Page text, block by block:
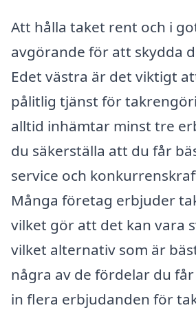
Att hålla taket rent och i
avgörande för att skydda
Edet västra är det viktigt
pålitlig tjänst för
alltid inhämtar minst tre
du säkerställa att du får
service och
Många företag erbjuder
vilket gör att det kan vara
vilket alternativ som är
några av de fördelar du
in flera erbjudanden för